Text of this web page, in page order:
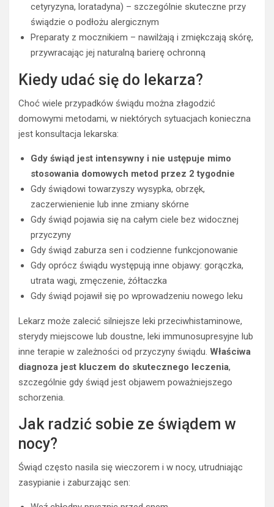
cetyryzyna, loratadyna) – szczególnie skuteczne przy
świądzie o podłożu alergicznym
Preparaty z mocznikiem – nawilżają i zmiękczają skórę,
przywracając jej naturalną barierę ochronną
Kiedy udać się do lekarza?
Choć wiele przypadków świądu można złagodzić
domowymi metodami, w niektórych sytuacjach konieczna
jest konsultacja lekarska:
Gdy świąd jest intensywny i nie ustępuje mimo
stosowania domowych metod przez 2 tygodnie
Gdy świądowi towarzyszy wysypka, obrzęk,
zaczerwienienie lub inne zmiany skórne
Gdy świąd pojawia się na całym ciele bez widocznej
przyczyny
Gdy świąd zaburza sen i codzienne funkcjonowanie
Gdy oprócz świądu występują inne objawy: gorączka,
utrata wagi, zmęczenie, żółtaczka
Gdy świąd pojawił się po wprowadzeniu nowego leku
Lekarz może zalecić silniejsze leki przeciwhistaminowe,
sterydy miejscowe lub doustne, leki immunosupresyjne lub
inne terapie w zależności od przyczyny świądu. Właściwa
diagnoza jest kluczem do skutecznego leczenia,
szczególnie gdy świąd jest objawem poważniejszego
schorzenia.
Jak radzić sobie ze świądem w
nocy?
Świąd często nasila się wieczorem i w nocy, utrudniając
zasypianie i zaburzając sen: